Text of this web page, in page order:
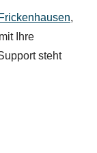
Frickenhausen,
Ihre
steht